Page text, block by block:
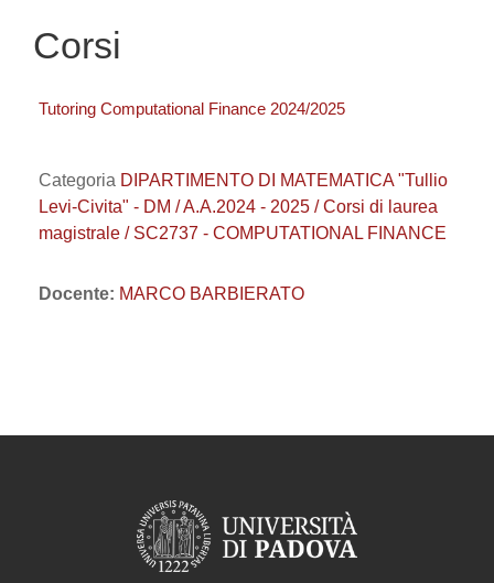
Corsi
Tutoring Computational Finance 2024/2025
Categoria DIPARTIMENTO DI MATEMATICA "Tullio
Levi-Civita" - DM / A.A.2024 - 2025 / Corsi di laurea
magistrale / SC2737 - COMPUTATIONAL FINANCE
Docente: MARCO BARBIERATO